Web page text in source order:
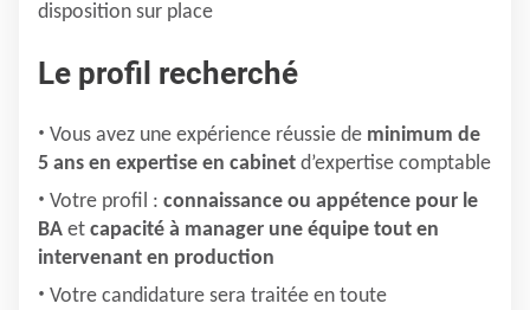
disposition sur place
Le profil recherché
Vous avez une expérience réussie de minimum de
5 ans en expertise en cabinet d’expertise comptable
Votre profil : connaissance ou appétence pour le
BA et capacité à manager une équipe tout en
intervenant en production
Votre candidature sera traitée en toute